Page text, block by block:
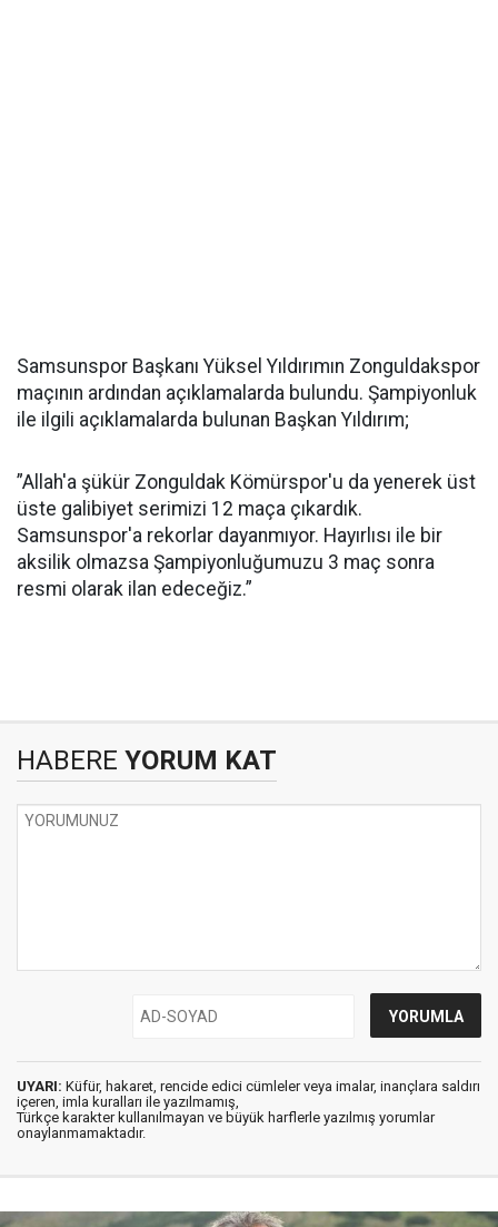
Samsunspor Başkanı Yüksel Yıldırımın Zonguldakspor
maçının ardından açıklamalarda bulundu. Şampiyonluk
ile ilgili açıklamalarda bulunan Başkan Yıldırım;
”Allah'a şükür Zonguldak Kömürspor'u da yenerek üst
üste galibiyet serimizi 12 maça çıkardık.
Samsunspor'a rekorlar dayanmıyor. Hayırlısı ile bir
aksilik olmazsa Şampiyonluğumuzu 3 maç sonra
resmi olarak ilan edeceğiz.”
HABERE YORUM KAT
UYARI: Küfür, hakaret, rencide edici cümleler veya imalar, inançlara saldırı
içeren, imla kuralları ile yazılmamış,
Türkçe karakter kullanılmayan ve büyük harflerle yazılmış yorumlar
onaylanmamaktadır.